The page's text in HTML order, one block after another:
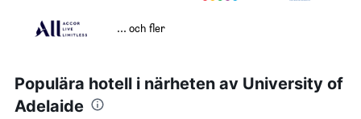
... och fler
Populära hotell i närheten av University of
Adelaide